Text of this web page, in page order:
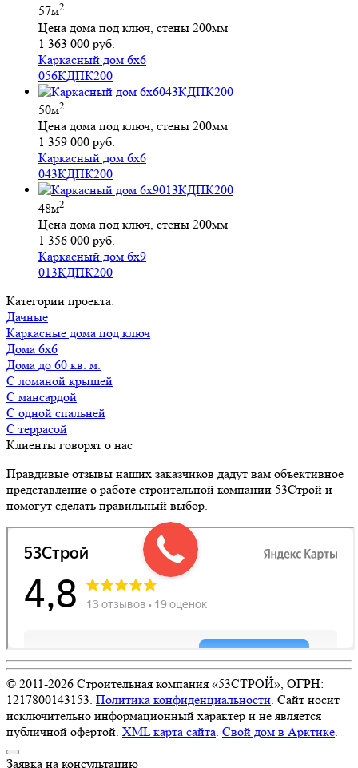
57м2
Цена дома под ключ, стены 200мм
1 363 000 руб.
Каркасный дом 6х6
056КДПК200
50м2
Цена дома под ключ, стены 200мм
1 359 000 руб.
Каркасный дом 6х6
043КДПК200
48м2
Цена дома под ключ, стены 200мм
1 356 000 руб.
Каркасный дом 6х9
013КДПК200
Категории проекта:
Дачные
Каркасные дома под ключ
Дома 6х6
Дома до 60 кв. м.
с ломаной крышей
с мансардой
с одной спальней
с террасой
Клиенты говорят о нас
Правдивые отзывы наших заказчиков дадут вам объективное
представление о работе строительной компании 53Строй и
помогут сделать правильный выбор.
© 2011-2026 Строительная компания «53СТРОЙ», ОГРН:
1217800143153. Политика конфиденциальности. Сайт носит
исключительно информационный характер и не является
публичной офертой. XML карта сайта. Свой дом в Арктике.
Заявка на консультацию